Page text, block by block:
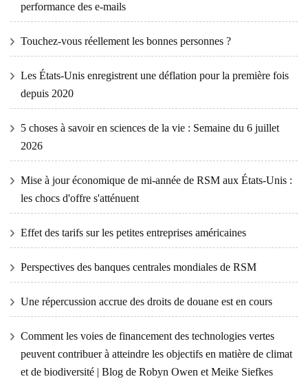
performance des e-mails
Touchez-vous réellement les bonnes personnes ?
Les États-Unis enregistrent une déflation pour la première fois
depuis 2020
5 choses à savoir en sciences de la vie : Semaine du 6 juillet
2026
Mise à jour économique de mi-année de RSM aux États-Unis :
les chocs d'offre s'atténuent
Effet des tarifs sur les petites entreprises américaines
Perspectives des banques centrales mondiales de RSM
Une répercussion accrue des droits de douane est en cours
Comment les voies de financement des technologies vertes
peuvent contribuer à atteindre les objectifs en matière de climat
et de biodiversité | Blog de Robyn Owen et Meike Siefkes